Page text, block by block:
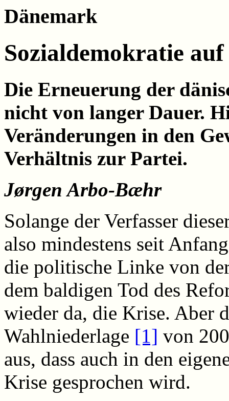
Dänemark
Sozialdemokratie
Die Erneuerung der
nicht von langer Dauer.
Veränderungen in den
Verhältnis zur Partei.
Jørgen Arbo-Bæhr
Solange der Verfasser
also mindestens seit
die politische Linke von
dem baldigen Tod des
wieder da, die Krise. Aber
Wahlniederlage [1] von
aus, dass auch in den
Krise gesprochen wird.